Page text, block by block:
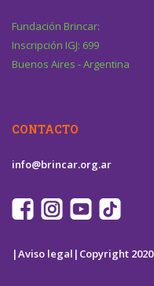
Fundación Brincar:
Inscripción IGJ: 699
Buenos Aires - Argentina
CONTACTO
info@brincar.org.ar
|Aviso legal| Copyright 2020